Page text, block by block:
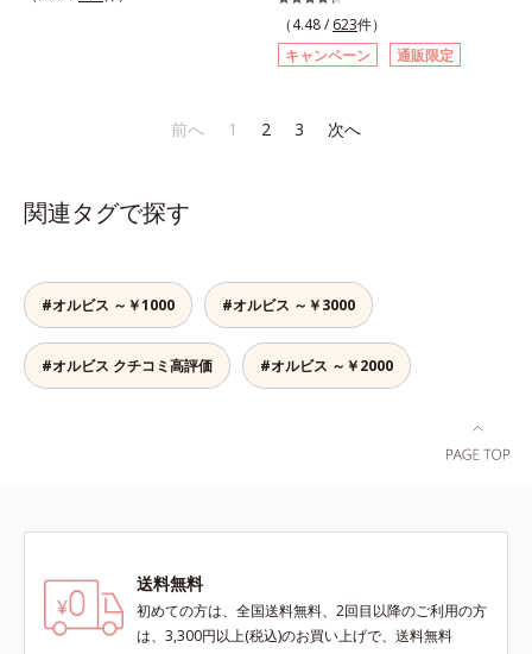
こやかに保つ保湿成分、微生物由来
アミノ酸（エクトイン）配合＝乱れ
しくする使いごこちを叶えました。
*1 メラニンの蓄積を抑え、シミ・
ソバカスを防ぐ*2 デクスパンテノ
と*4 うるおいによる透明感のある
肌*5 ターンオーバーを促進して、
す。毛穴や色ムラをカバーしながら
(*1)」にあります。7種の球状粉体
板状粉体が光を反射して、すっぴん
肌のようなナチュラルなツヤ感を演
出します。また、皮脂を吸着する
「あぶらとりパウダー(*3)」を配合
し、くずれ＆テカリを防いでサラサ
ォータープルーフ(*4)だから、レジ
シリカ、セルロース、窒化ホウ素配
合＝セミマット肌を叶える球状と板
状の粉体*2 シリカ6種類、セルロー
る肌悩み(*2)にブレーキをかけ、化
粧水前の土台(*3)づくりで、うるお
いに満ち満ちた内側から弾むような
と不安…。いろいろケアしているの
に、あと一歩肌悩みが晴れない…。
透をサポートし、角層すみずみをう
るおいで満たします。さらに“うる
おいの通り道”を作って化粧水のな
じみ感をUP。化粧水前に使うこと
で、普段の化粧水の手ごたえをより
－２０）アルキルグルコシドの組み
合わせが初（2023年4月 Mintel社デ
（4.48 / 623件）
キャンペーン
通販限定
前へ 1 2 3 次へ
関連タグで探す
#オルビス ～￥1000 #オルビス ～￥3000
#オルビス クチコミ高評価 #オルビス ～￥2000
送料無料
初めての方は、全国送料無料、2回目以降のご利用の方
は、3,300円以上(税込)のお買い上げで、送料無料